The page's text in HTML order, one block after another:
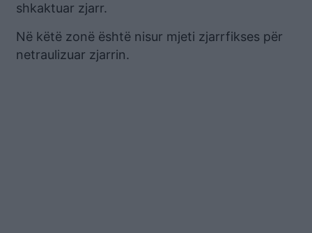
shkaktuar zjarr.
Në këtë zonë është nisur mjeti zjarrfikses për
netraulizuar zjarrin.